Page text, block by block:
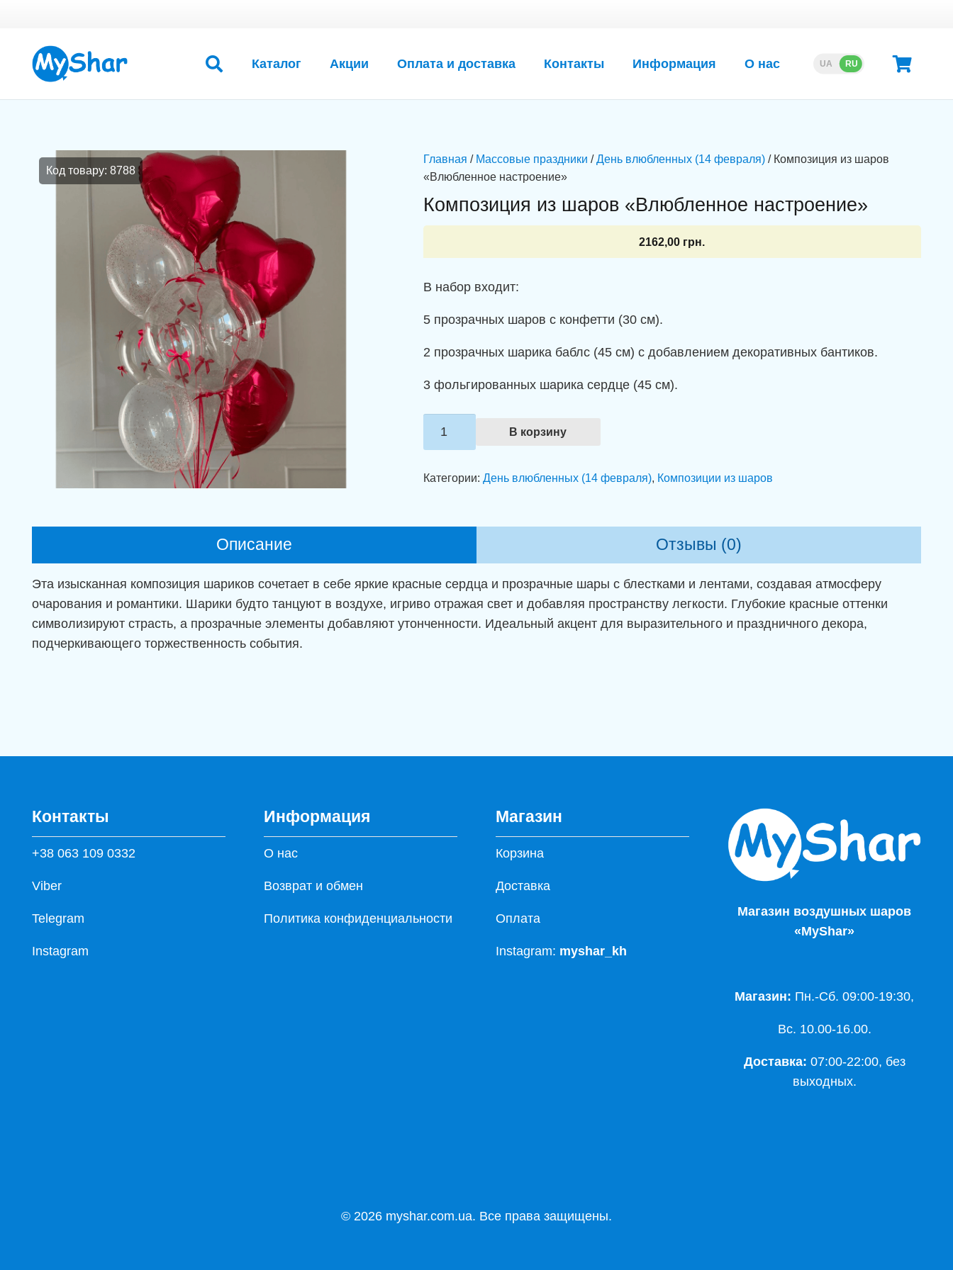
Каталог Акции Оплата и доставка Контакты Информация О нас UA RU
Код товару: 8788
Главная / Массовые праздники /День влюбленных (14 февраля)/ Композиция из шаров
«Влюбленное настроение»
Композиция из шаров «Влюбленное настроение»
2162,00 грн.
В набор входит:
5 прозрачных шаров с конфетти (30 см).
2 прозрачных шарика баблс (45 см) с добавлением декоративных бантиков.
3 фольгированных шарика сердце (45 см).
из
В корзину
Категории: День влюбленных (14 февраля), Композиции из шаров
Описание Отзывы (0)
Эта изысканная композиция шариков сочетает в себе яркие красные сердца и прозрачные шары с блестками и лентами, создавая атмосферу
очарования и романтики. Шарики будто танцуют в воздухе, игриво отражая свет и добавляя пространству легкости. Глубокие красные оттенки
символизируют страсть, а прозрачные элементы добавляют утонченности. Идеальный акцент для выразительного и праздничного декора,
подчеркивающего торжественность события.
Контакты
+38 063 109 0332
Viber
Telegram
Instagram
Информация
О нас
Возврат и обмен
Политика конфиденциальности
Магазин
Корзина
Доставка
Оплата
Instagram: myshar_kh
Магазин воздушных шаров
«MyShar»
Магазин: Пн.-Сб. 09:00-19:30,
Вс. 10.00-16.00.
Доставка: 07:00-22:00, без
выходных.
© 2026 myshar.com.ua. Все права защищены.